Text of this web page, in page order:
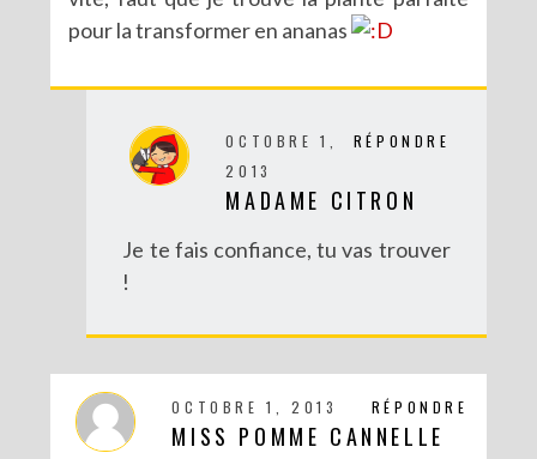
pour la transformer en ananas
RÉPONDRE
OCTOBRE 1,
2013
MADAME CITRON
Je te fais confiance, tu vas trouver
!
RÉPONDRE
OCTOBRE 1, 2013
MISS POMME CANNELLE